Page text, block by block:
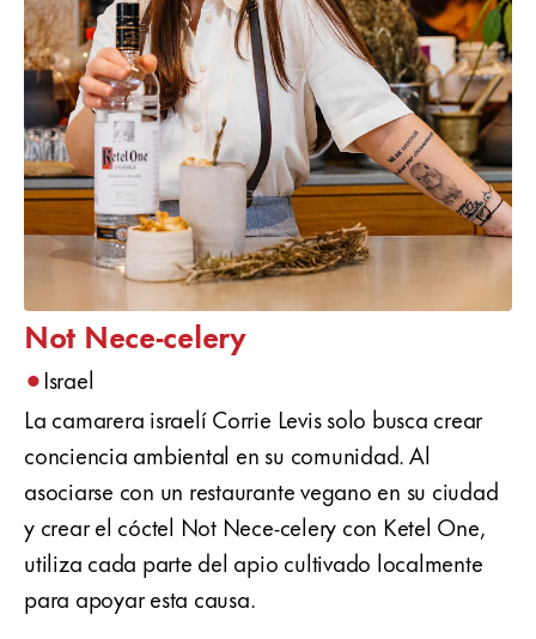
Not Nece-celery
•Israel
La camarera israelí Corrie Levis solo busca crear
conciencia ambiental en su comunidad. Al
asociarse con un restaurante vegano en su ciudad
y crear el cóctel Not Nece-celery con Ketel One,
utiliza cada parte del apio cultivado localmente
para apoyar esta causa.